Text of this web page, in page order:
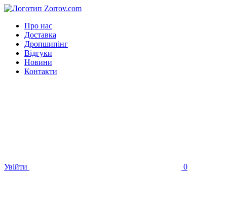
Про нас
Доставка
Дропшипінг
Відгуки
Новини
Контакти
Увійти 0